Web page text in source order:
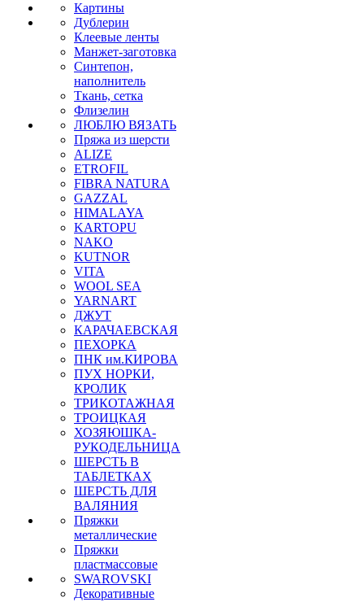
Картины
Дублерин
Клеевые ленты
Манжет-заготовка
Синтепон,
наполнитель
Ткань, сетка
Флизелин
ЛЮБЛЮ ВЯЗАТЬ
Пряжа из шерсти
ALIZE
ETROFIL
FIBRA NATURA
GAZZAL
HIMALAYA
KARTOPU
NAKO
KUTNOR
VITA
WOOL SEA
YARNART
ДЖУТ
КАРАЧАЕВСКАЯ
ПЕХОРКА
ПНК им.КИРОВА
ПУХ НОРКИ,
КРОЛИК
ТРИКОТАЖНАЯ
ТРОИЦКАЯ
ХОЗЯЮШКА-
РУКОДЕЛЬНИЦА
ШЕРСТЬ В
ТАБЛЕТКАХ
ШЕРСТЬ ДЛЯ
ВАЛЯНИЯ
Пряжки
металлические
Пряжки
пластмассовые
SWAROVSKI
Декоративные